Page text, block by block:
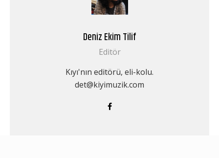
Deniz Ekim Tilif
Editör
Kıyı'nın editörü, eli-kolu.
det@kiyimuzik.com